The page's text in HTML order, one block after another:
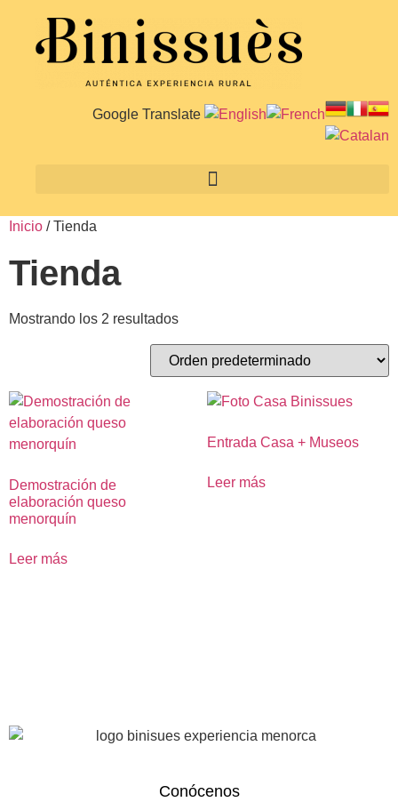
Google Translate
Inicio / Tienda
Tienda
Mostrando los 2 resultados
Demostración de
elaboración queso
menorquín
Leer más
Entrada Casa + Museos
Leer más
Conócenos